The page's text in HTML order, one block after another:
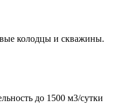
колодцы и скважины.
до 1500 м3/сутки